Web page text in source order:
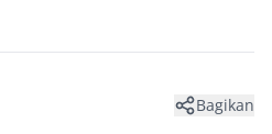
Bagikan